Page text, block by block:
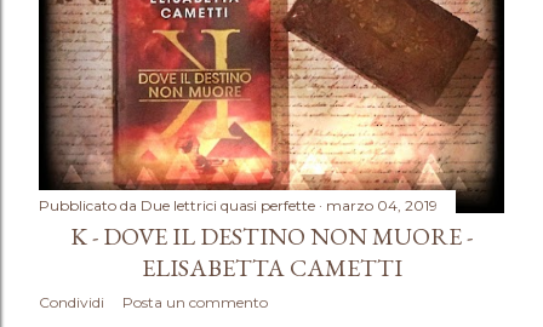
Pubblicato da Due lettrici quasi perfette marzo 04, 2019
K - DOVE IL DESTINO NON MUORE -
ELISABETTA CAMETTI
Condividi Posta un commento